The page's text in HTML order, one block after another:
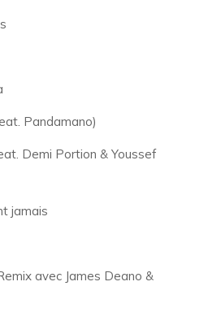
Pandamano)
Demi Portion & Youssef
jamais
avec James Deano &